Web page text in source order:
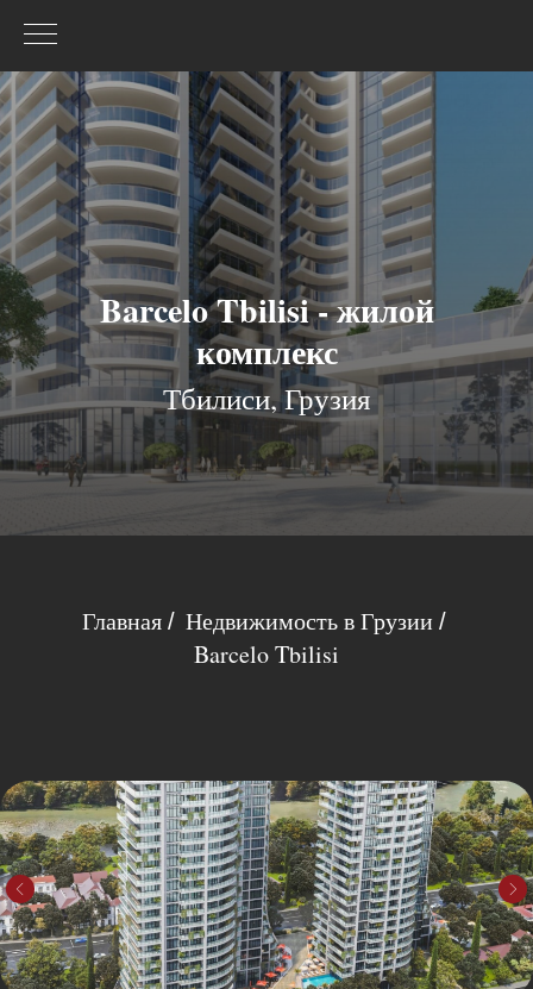
Barcelo Tbilisi - жилой
комплекс
Тбилиси, Грузия
Главная / Недвижимость в Грузии /
Barcelo Tbilisi